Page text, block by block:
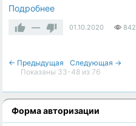
Подробнее
—
01.10.2020 842
← Предыдущая Следующая →
Показаны 33-48 из 76
Форма авторизации